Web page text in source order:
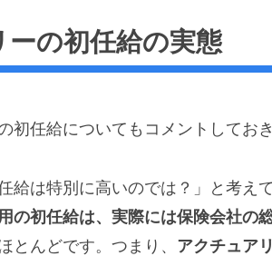
の初任給の実態
初任給についてもコメントしておき
給は特別に高いのでは？」と考え
の初任給は、実際には保険会社の
とんどです。つまり、 アクチュア